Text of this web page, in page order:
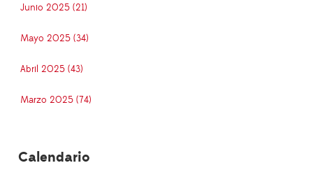
Junio 2025 (21)
Mayo 2025 (34)
Abril 2025 (43)
Marzo 2025 (74)
Calendario